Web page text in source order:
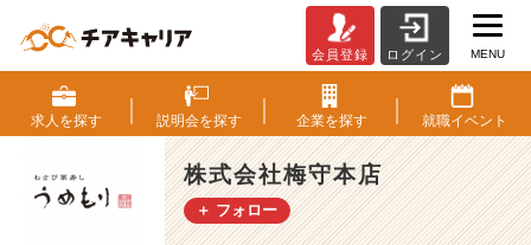
式
会
社
梅
守
本
会員登録 ログイン MENU
求人を探す 説明会を探す 企業を探す 就職イベント
株式会社梅守本店
＋ フォロー